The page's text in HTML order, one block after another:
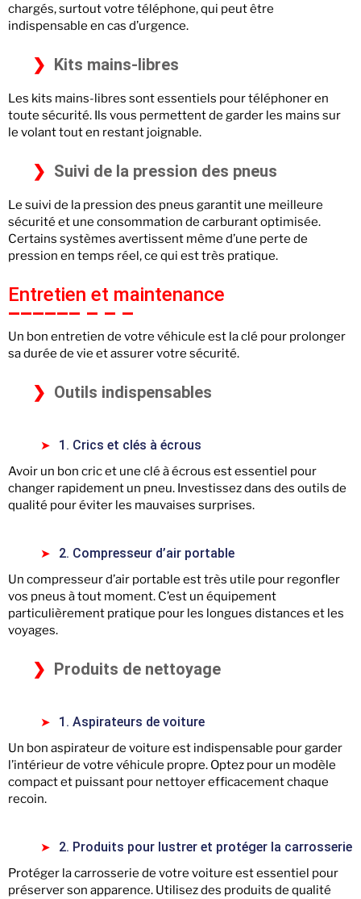
chargés, surtout votre téléphone, qui peut être
indispensable en cas d’urgence.
Kits mains-libres
Les kits mains-libres sont essentiels pour téléphoner en
toute sécurité. Ils vous permettent de garder les mains sur
le volant tout en restant joignable.
Suivi de la pression des pneus
Le suivi de la pression des pneus garantit une meilleure
sécurité et une consommation de carburant optimisée.
Certains systèmes avertissent même d’une perte de
pression en temps réel, ce qui est très pratique.
Entretien et maintenance
Un bon entretien de votre véhicule est la clé pour prolonger
sa durée de vie et assurer votre sécurité.
Outils indispensables
1. Crics et clés à écrous
Avoir un bon cric et une clé à écrous est essentiel pour
changer rapidement un pneu. Investissez dans des outils de
qualité pour éviter les mauvaises surprises.
2. Compresseur d’air portable
Un compresseur d’air portable est très utile pour regonfler
vos pneus à tout moment. C’est un équipement
particulièrement pratique pour les longues distances et les
voyages.
Produits de nettoyage
1. Aspirateurs de voiture
Un bon aspirateur de voiture est indispensable pour garder
l’intérieur de votre véhicule propre. Optez pour un modèle
compact et puissant pour nettoyer efficacement chaque
recoin.
2. Produits pour lustrer et protéger la carrosserie
Protéger la carrosserie de votre voiture est essentiel pour
préserver son apparence. Utilisez des produits de qualité